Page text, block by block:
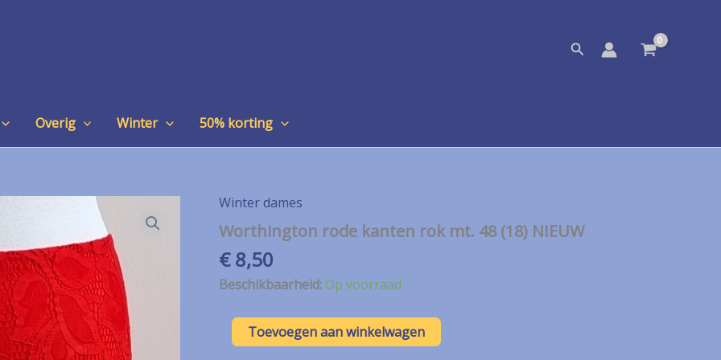
Zoeken
Overig Winter 50% korting
Winter dames
Worthington rode kanten rok mt. 48 (18) NIEUW
€8,50
Beschikbaarheid:Op voorraad
Worthington
rode
Toevoegen aan winkelwagen